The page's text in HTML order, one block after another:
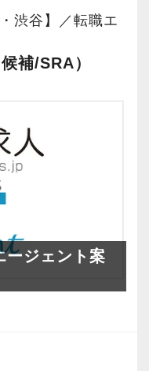
思います。
こんな風に成⻑
提供したい」と
気がいることで
を踏み出して一
ました。
るの！？」とい
任されて大変な1
より多くのこと
ームの班替えを
様々な人と一緒
かつ多彩なノウ
制を整えていま
点での交流もあ
問わず気軽に話
て業務をお任せ
いった段階を経
ます。
クセル等を用い
た各種書類作
メンバーとして
ります。
知識を生かした
（昼休み
が18:00前後に帰
校との両立が可
時期の残業時間
た。
社とすると「平
とも特徴です。
の能力を活かし
！通学・育児・介
イム、週2日～、1
能です。
したいけれど、
い」
り15時には退社
、財産評価、申
渋谷】／転職エ
補/SRA）
ージェント案